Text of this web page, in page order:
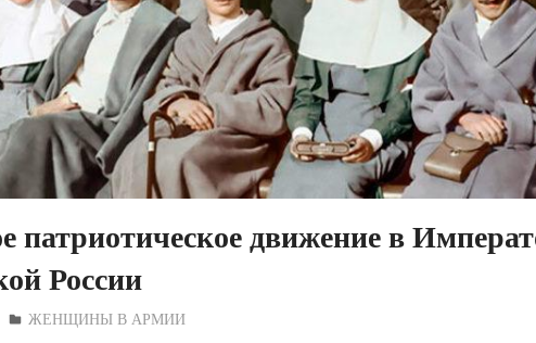
патриотическое движение в
России
Дежурный по Редакции
ЖЕНЩИНЫ В АРМИИ